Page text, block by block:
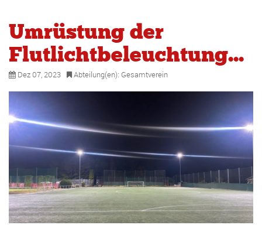
Umrüstung der
Flutlichtbeleuchtung...
Dez 07, 2023 Abteilung(en): Gesamtverein